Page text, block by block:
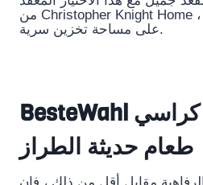
من Christopher Knight Home ، ولكنك ستحصل أيضًا
على مساحة تخزين سرية.
BesteWahl مجموعة من 4 كراسي
طعام حديثة الطراز